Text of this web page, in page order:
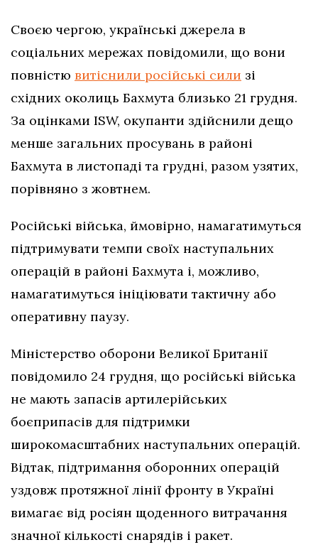
Своєю чергою, українські джерела в
соціальних мережах повідомили, що вони
повністю витіснили російські сили зі
східних околиць Бахмута близько 21 грудня.
За оцінками ISW, окупанти здійснили дещо
менше загальних просувань в районі
Бахмута в листопаді та грудні, разом узятих,
порівняно з жовтнем.
Російські війська, ймовірно, намагатимуться
підтримувати темпи своїх наступальних
операцій в районі Бахмута і, можливо,
намагатимуться ініціювати тактичну або
оперативну паузу.
Міністерство оборони Великої Британії
повідомило 24 грудня, що російські війська
не мають запасів артилерійських
боєприпасів для підтримки
широкомасштабних наступальних операцій.
Відтак, підтримання оборонних операцій
уздовж протяжної лінії фронту в Україні
вимагає від росіян щоденного витрачання
значної кількості снарядів і ракет.